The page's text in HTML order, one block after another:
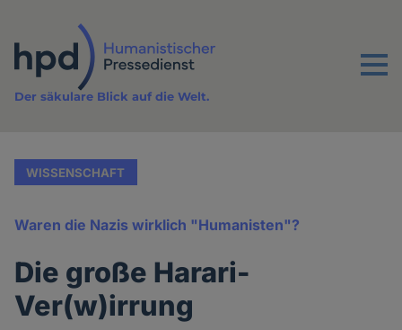
Inhalt
Menu
Der säkulare Blick auf die Welt.
WISSENSCHAFT
Waren die Nazis wirklich "Humanisten"?
Die große Harari-
Ver(w)irrung